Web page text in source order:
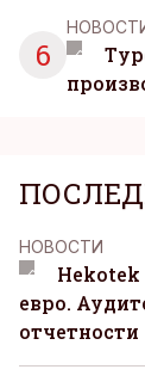
6
НОВОСТИ
евро.
отчетности